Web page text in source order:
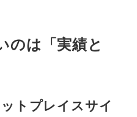
のは「実績と
トプレイスサイ